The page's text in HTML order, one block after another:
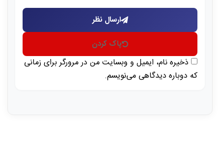
ارسال نظر
پاک کردن
ذخیره نام، ایمیل و وبسایت من در مرورگر برای زمانی
که دوباره دیدگاهی می‌نویسم.